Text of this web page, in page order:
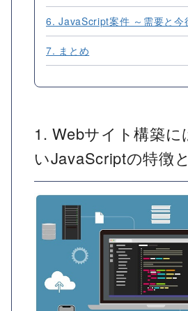
6. JavaScript案件 ～需要と今
7. まとめ
1. Webサイト構築に
いJavaScriptの特徴